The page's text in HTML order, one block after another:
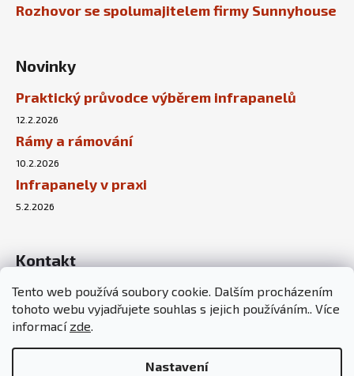
Tento web používá soubory cookie. Dalším procházením
tohoto webu vyjadřujete souhlas s jejich používáním.. Více
informací zde.
Nastavení
Rozhovor se spolumajitelem firmy Sunnyhouse
Novinky
Praktický průvodce výběrem infrapanelů
12.2.2026
Rámy a rámování
10.2.2026
Infrapanely v praxi
5.2.2026
Kontakt
info@sunnyhouse.cz
+420 737 451 167